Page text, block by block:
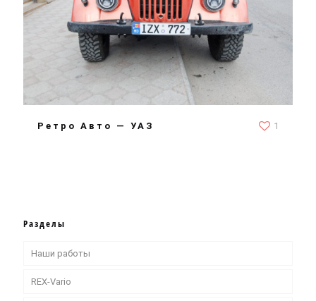
Ретро Авто — УАЗ 1
Разделы
Наши работы
REX-Vario